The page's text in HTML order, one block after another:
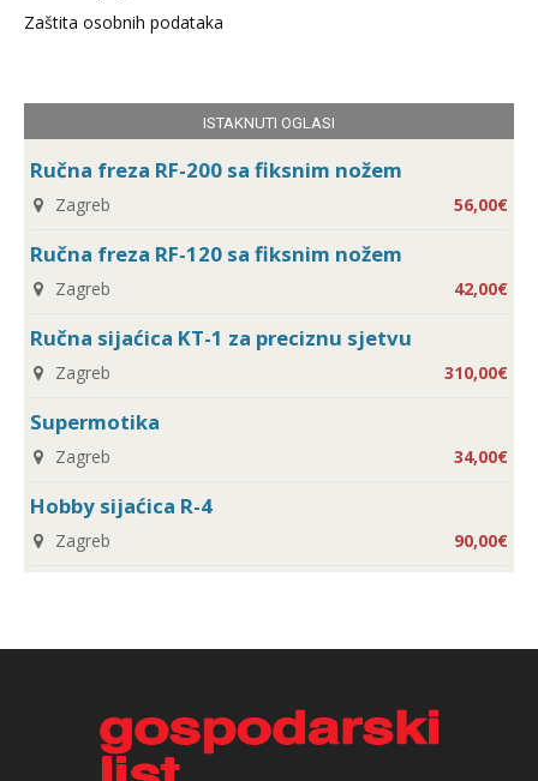
Zaštita osobnih podataka
ISTAKNUTI OGLASI
Ručna freza RF-200 sa fiksnim nožem
Zagreb 56,00€
Ručna freza RF-120 sa fiksnim nožem
Zagreb 42,00€
Ručna sijaćica KT-1 za preciznu sjetvu
Zagreb 310,00€
Supermotika
Zagreb 34,00€
Hobby sijaćica R-4
Zagreb 90,00€